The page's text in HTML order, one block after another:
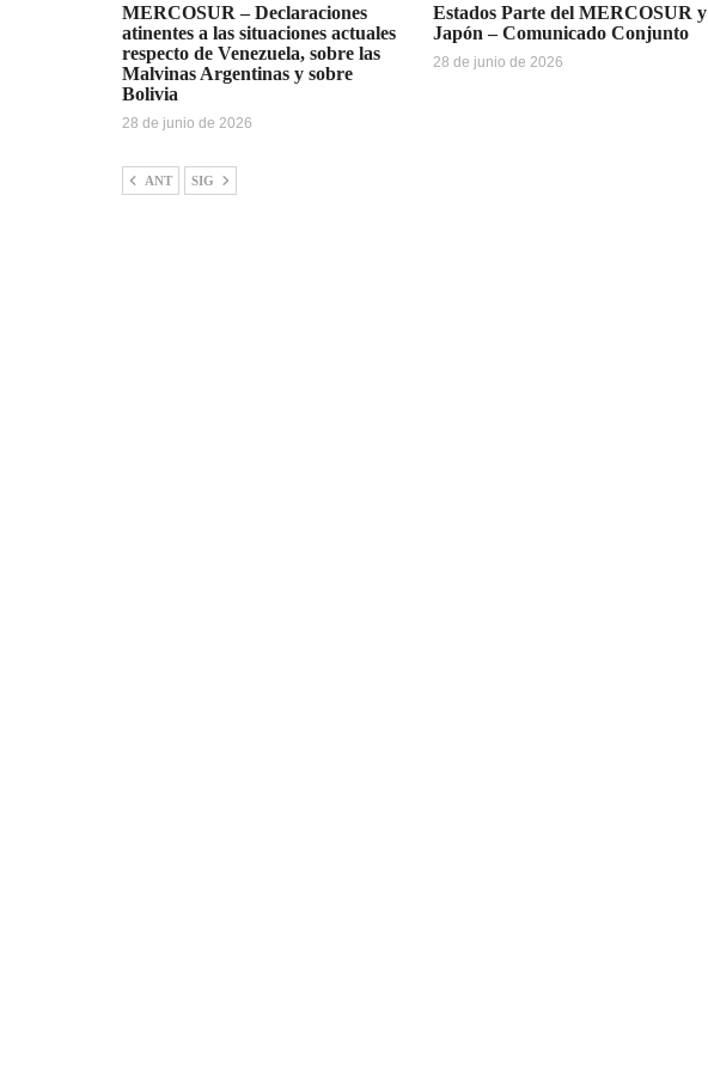
MERCOSUR – Declaraciones
atinentes a las situaciones actuales
respecto de Venezuela, sobre las
Malvinas Argentinas y sobre
Bolivia
28 de junio de 2026
Estados Parte del MERCOSUR y
Japón – Comunicado Conjunto
28 de junio de 2026
ANT SIG